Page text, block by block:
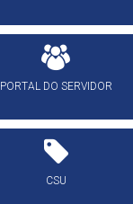
PORTAL DO SERVIDOR
CSU